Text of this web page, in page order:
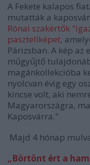
A Fekete kalapos
mutatták a
Rónai szakértők
pasztellképet,
Párizsban. A kép
műgyűjtő
magánkollekcióba
nyolcvan évig egy
kincse volt, aki
Magyarországra,
Kaposvárra."
Majd 4 hónap
„Börtönt ért a